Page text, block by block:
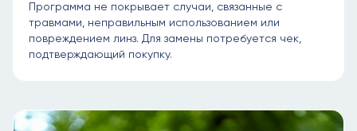
Линзы Stellest рекомендуются детям в
следующих случаях:
Астигматизм (при использовании
сфероцилиндрических линз).
Программа не покрывает случаи, связанные с
травмами, неправильным использованием или
повреждением линз. Для замены потребуется чек,
подтверждающий покупку.